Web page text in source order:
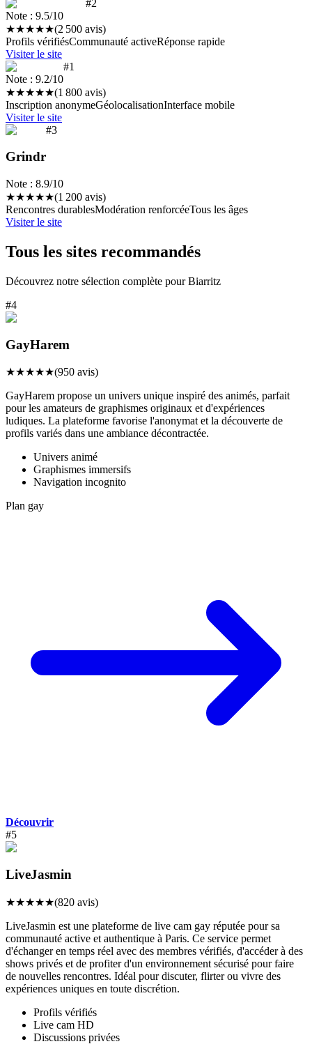
#2
Note : 9.5/10
★★★★★(2 500 avis)
Profils vérifiésCommunauté activeRéponse rapide
Visiter le site
#1
Note : 9.2/10
★★★★★(1 800 avis)
Inscription anonymeGéolocalisationInterface mobile
Visiter le site
#3
Grindr
Note : 8.9/10
★★★★★(1 200 avis)
Rencontres durablesModération renforcéeTous les âges
Visiter le site
Tous les sites recommandés
Découvrez notre sélection complète pourBiarritz
#4
GayHarem
★★★★★(950 avis)
GayHarem propose un univers unique inspiré des animés, parfait
pour les amateurs de graphismes originaux et d'expériences
ludiques. La plateforme favorise l'anonymat et la découverte de
profils variés dans une ambiance décontractée.
Univers animé
Graphismes immersifs
Navigation incognito
Plan gay
Découvrir
#5
LiveJasmin
★★★★★(820 avis)
LiveJasmin est une plateforme de live cam gay réputée pour sa
communauté active et authentique à Paris. Ce service permet
d'échanger en temps réel avec des membres vérifiés, d'accéder à des
shows privés et de profiter d'un environnement sécurisé pour faire
de nouvelles rencontres. Idéal pour discuter, flirter ou vivre des
expériences uniques en toute discrétion.
Profils vérifiés
Live cam HD
Discussions privées